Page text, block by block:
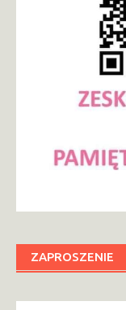
ZAPROSZENIE